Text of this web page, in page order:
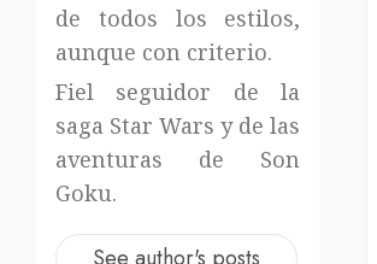
de todos los estilos,
aunque con criterio.
Fiel seguidor de la
saga Star Wars y de las
aventuras de Son
Goku.
See author's posts